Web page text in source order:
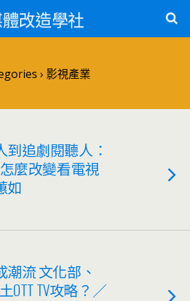
改造學社
› 影視產業
追劇閱聽人：
麼改變看電視
如
流 文化部、
OTT TV攻略？／